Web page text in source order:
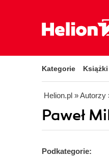
Kategorie Książki
Helion.pl » Autorzy
Paweł
Podkategorie: